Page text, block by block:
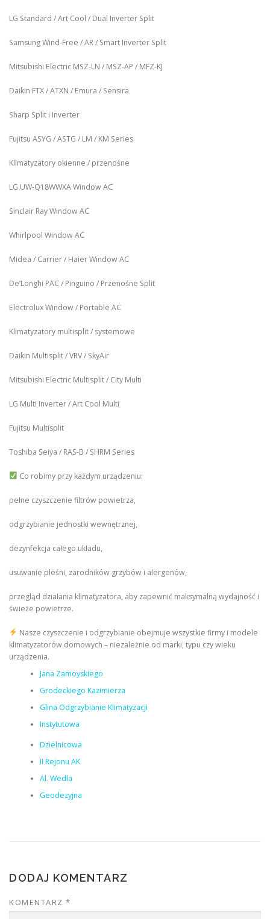
LG Standard / Art Cool / Dual Inverter Split
Samsung Wind-Free / AR / Smart Inverter Split
Mitsubishi Electric MSZ‑LN / MSZ‑AP / MFZ-KJ
Daikin FTX / ATXN / Emura / Sensira
Sharp Split i Inverter
Fujitsu ASYG / ASTG / LM / KM Series
Klimatyzatory okienne / przenośne
LG UW‑Q18WWXA Window AC
Sinclair Ray Window AC
Whirlpool Window AC
Midea / Carrier / Haier Window AC
De’Longhi PAC / Pinguino / Przenośne Split
Electrolux Window / Portable AC
Klimatyzatory multisplit / systemowe
Daikin Multisplit / VRV / SkyAir
Mitsubishi Electric Multisplit / City Multi
LG Multi Inverter / Art Cool Multi
Fujitsu Multisplit
Toshiba Seiya / RAS-B / SHRM Series
Co robimy przy każdym urządzeniu:
pełne czyszczenie filtrów powietrza,
odgrzybianie jednostki wewnętrznej,
dezynfekcja całego układu,
usuwanie pleśni, zarodników grzybów i alergenów,
przegląd działania klimatyzatora, aby zapewnić maksymalną wydajność i
świeże powietrze.
Nasze czyszczenie i odgrzybianie obejmuje wszystkie firmy i modele
klimatyzatorów domowych – niezależnie od marki, typu czy wieku
urządzenia.
Jana Zamoyskiego
Grodeckiego Kazimierza
Glina Odgrzybianie Klimatyzacji
Instytutowa
Dzielnicowa
II Rejonu AK
Al. Wedla
Geodezyjna
DODAJ KOMENTARZ
KOMENTARZ *